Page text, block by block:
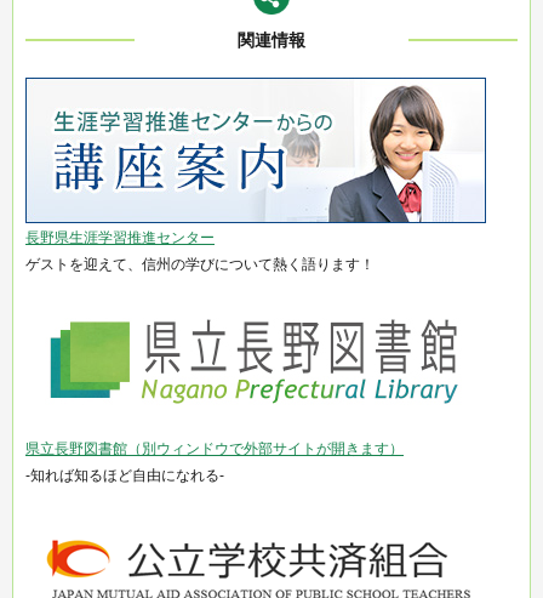
関連情報
長野県生涯学習推進センター
ゲストを迎えて、信州の学びについて熱く語ります！
県立長野図書館（別ウィンドウで外部サイトが開きます）
-知れば知るほど自由になれる-